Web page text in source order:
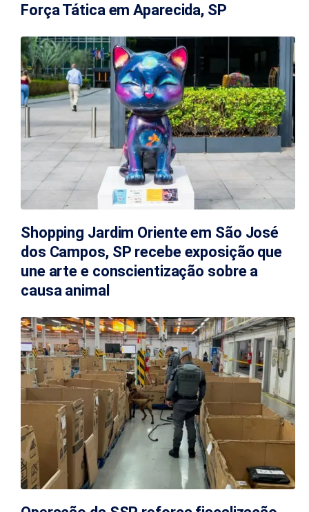
Força Tática em Aparecida, SP
Shopping Jardim Oriente em São José
dos Campos, SP recebe exposição que
une arte e conscientização sobre a
causa animal